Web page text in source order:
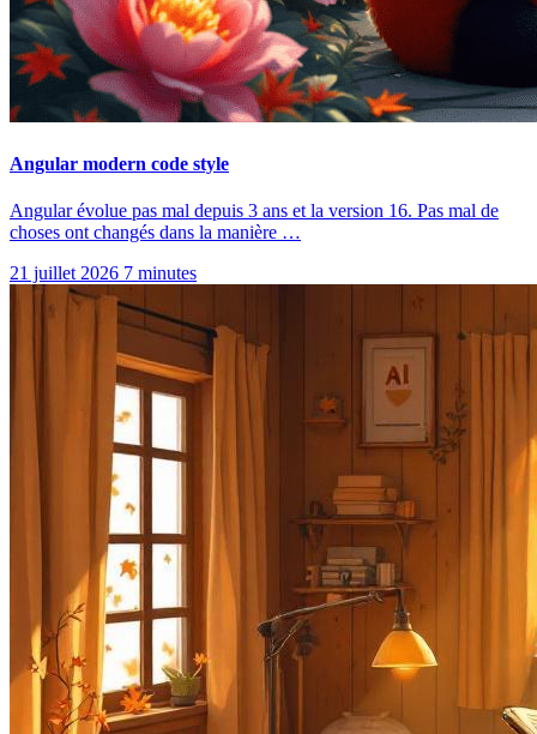
Angular modern code style
Angular évolue pas mal depuis 3 ans et la version 16. Pas mal de
choses ont changés dans la manière …
21 juillet 2026 7 minutes